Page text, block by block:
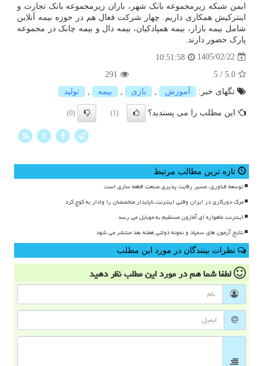
ایمن شبکه زیرمجموعه بانک شهر، باران زیرمجموعه بانک تجارت و
اینترکیش همکاری داریم. چهار شرکت فعال هم در حوزه بیمه آنلاین
شامل بیمه بازار، بیمه همپادکیان، بیمه دال و بیمه چابک در مجموعه
پارک حضور دارند.
1405/02/22
10:51:58
5.0
/
5
291
تگهای خبر:
آموزش بازی بیمه تولید
این مطلب را می پسندید؟ (1)
(0)
X
تازه ترین مطالب مرتبط
توسعه فناوری، مسیر رقابت پذیری صنعت قطعه سازی است
مرگ دورکاری در ایران وقتی اینترنت ناپایدار متخصصان را وادار به کوچ کرد
اینترنت ماهواره ای آمازون مستقیم به موبایل می رسد
نتایج آزمون های سمپاد و نمونه دولتی هفته بعد منتشر می شود
نظرات بینندگان در مورد این مطلب
لطفا شما همدر مورد این مطلبنظر دهید